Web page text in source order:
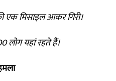
एक मिसाइल आकर गिरी।
लोग यहां रहते हैं।